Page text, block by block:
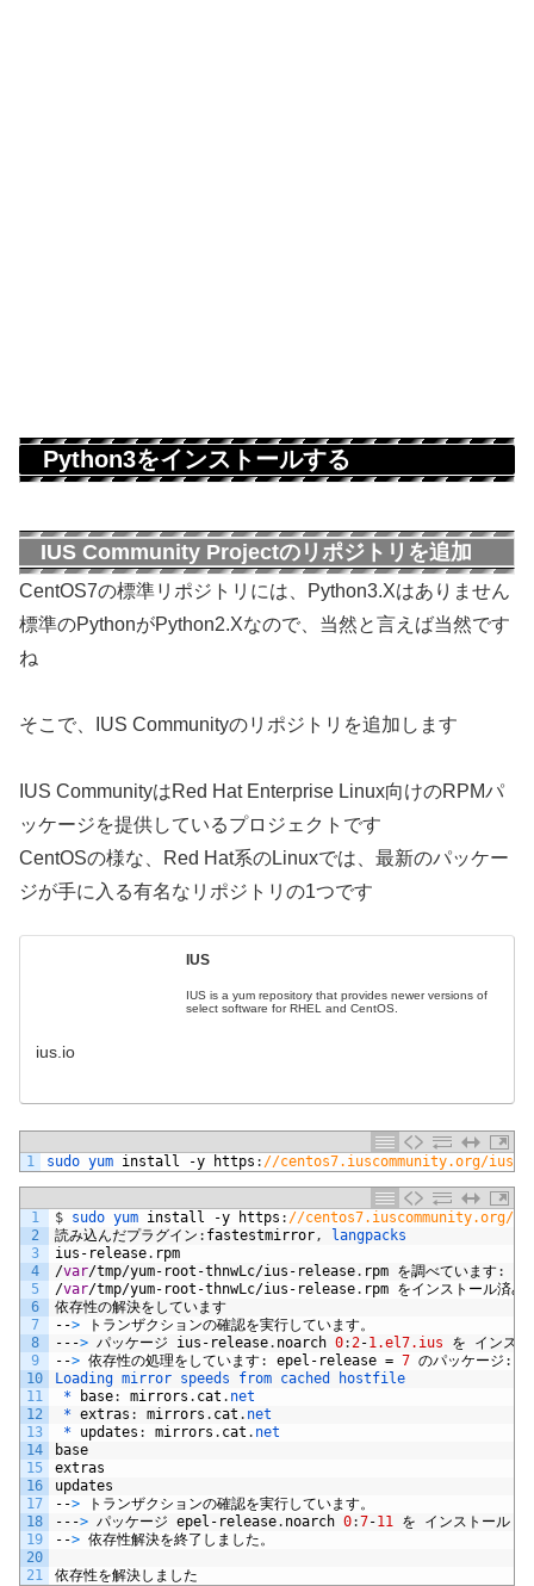
Python3をインストールする
IUS Community Projectのリポジトリを追加
CentOS7の標準リポジトリには、Python3.Xはありません
標準のPythonがPython2.Xなので、当然と言えば当然です
ね
そこで、IUS Communityのリポジトリを追加します
IUS CommunityはRed Hat Enterprise Linux向けのRPMパ
ッケージを提供しているプロジェクトです
CentOSの様な、Red Hat系のLinuxでは、最新のパッケー
ジが手に入る有名なリポジトリの1つです
IUS
IUS is a yum repository that provides newer versions of
select software for RHEL and CentOS.
ius.io
1 sudo yum install -y https : //centos7.iuscommunity.org/ius-
1
2
3
4
5
6
7
8
9
10
11
12
13
14
15
16
17
18
19
20
21
$ sudo yum install -y https : //centos7.iuscommunity.org/
読み込んだプラグイン : fastestmirror,
langpacks
ius - release. rpm
/var/tmp/yum- root -thnwLc/ius - release. rpm を調べています:
/var/tmp/yum- root -thnwLc/ius - release. rpm をインストール済み
依存性の解決をしています
-->
トランザクションの確認を実行しています。
---> パッケージ ius - release. noarch 0:2-1.el7.ius を
インス
--> 依存性の処理をしています: epel - release = 7 のパッケージ :
Loading mirror speeds from cached
hostfile
*
base: mirrors . cat . net
* extras : mirrors . cat . net
*
updates : mirrors . cat . net
base
extras
updates
-->
トランザクションの確認を実行しています。
---> パッケージ epel - release. noarch 0:7-11 を
インストール
--> 依存性解決を終了しました。
依存性を解決しました